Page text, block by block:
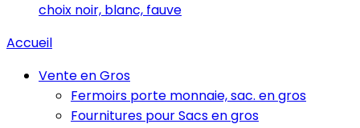
choix noir, blanc, fauve
Accueil
Vente en Gros
Fermoirs porte monnaie, sac. en gros
Fournitures pour Sacs en gros